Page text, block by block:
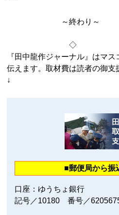
～終わり～
◇
『田中龍作ジャーナル』はマ
伝えます。取材費は読者の御支
↓
■郵便局から振
口座：ゆうちょ銀行
記号／10180 番号／